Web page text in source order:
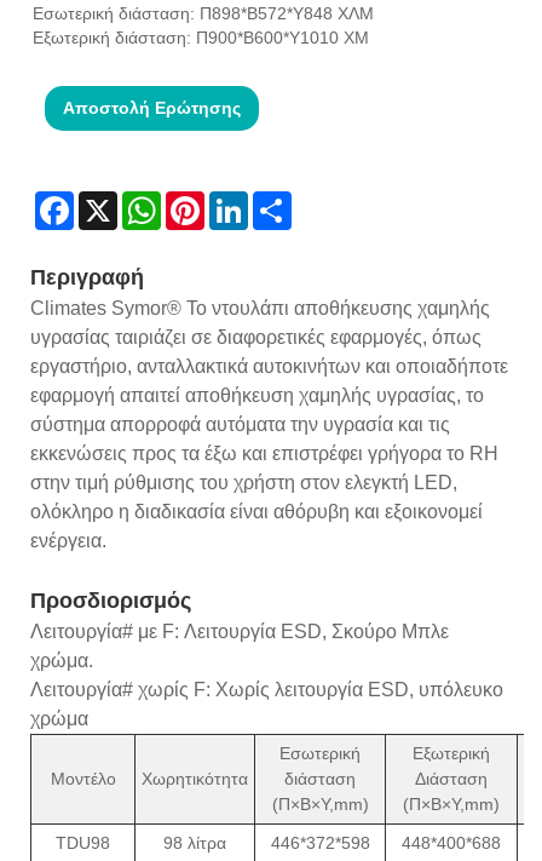
Εσωτερική διάσταση: Π898*Β572*Υ848 ΧΛΜ
Εξωτερική διάσταση: Π900*Β600*Υ1010 ΧΜ
Αποστολή Ερώτησης
Facebook
X WhatsAppPinterestLinkedIn
Περιγραφή
Climates Symor® Το ντουλάπι αποθήκευσης χαμηλής
υγρασίας ταιριάζει σε διαφορετικές εφαρμογές, όπως
εργαστήριο, ανταλλακτικά αυτοκινήτων και οποιαδήποτε
εφαρμογή απαιτεί αποθήκευση χαμηλής υγρασίας, το
σύστημα απορροφά αυτόματα την υγρασία και τις
εκκενώσεις προς τα έξω και επιστρέφει γρήγορα το RH
στην τιμή ρύθμισης του χρήστη στον ελεγκτή LED,
ολόκληρο η διαδικασία είναι αθόρυβη και εξοικονομεί
ενέργεια.
Προσδιορισμός
Λειτουργία# με F: Λειτουργία ESD, Σκούρο Μπλε
χρώμα.
Λειτουργία# χωρίς F: Χωρίς λειτουργία ESD, υπόλευκο
χρώμα
Μοντέλο Χωρητικότητα
Εσωτερική
διάσταση
(Π×Β×Υ,mm)
Εξωτερική
Διάσταση
(Π×Β×Υ,mm)
TDU98
98 λίτρα 446*372*598 448*400*688